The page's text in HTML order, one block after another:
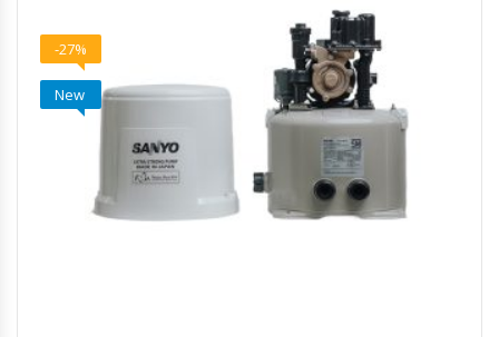
-27%
New